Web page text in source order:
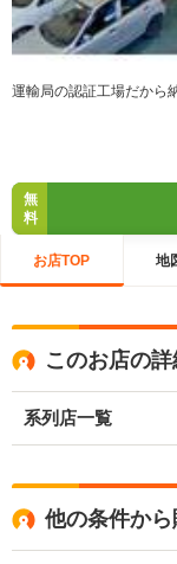
運輸局の認証工場だから
無
料
お店TOP 地
このお店の
系列店一覧
他の条件か